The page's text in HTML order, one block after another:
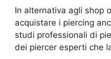
In alternativa agli shop
acquistare i piercing
studi professionali di
dei piercer esperti che